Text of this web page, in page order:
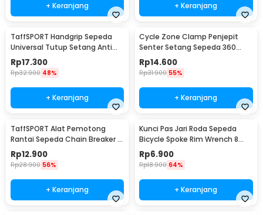
+ Keranjang + Keranjang
TaffSPORT Handgrip Sepeda
Universal Tutup Setang Anti
Slip Handlebar - CL8455
Rp17.300
Rp32.900 48%
+ Keranjang
Cycle Zone Clamp Penjepit
Senter Setang Sepeda 360
Derajat - ZH1035
Rp14.600
Rp31.900 55%
+ Keranjang
TaffSPORT Alat Pemotong
Rantai Sepeda Chain Breaker -
JLQ-01
Rp12.900
Rp28.900 56%
+ Keranjang
Kunci Pas Jari Roda Sepeda
Bicycle Spoke Rim Wrench 8
Way - W805
Rp6.900
Rp18.900 64%
+ Keranjang